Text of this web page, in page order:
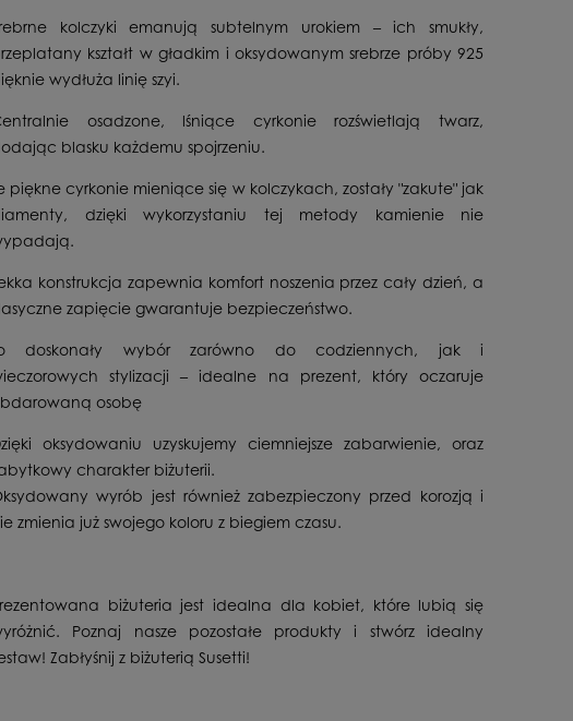
kolczyki emanują subtelnym urokiem – ich smukły,
kształt w gładkim i oksydowanym srebrze próby 925
wydłuża linię szyi.
osadzone, lśniące cyrkonie rozświetlają twarz,
blasku każdemu spojrzeniu.
piękne cyrkonie mieniące się w kolczykach, zostały "zakute" jak
dzięki wykorzystaniu tej metody kamienie nie
konstrukcja zapewnia komfort noszenia przez cały dzień, a
zapięcie gwarantuje bezpieczeństwo.
doskonały wybór zarówno do codziennych, jak i
stylizacji – idealne na prezent, który oczaruje
osobę
oksydowaniu uzyskujemy ciemniejsze zabarwienie, oraz
charakter biżuterii.
wyrób jest również zabezpieczony przed korozją i
zmienia już swojego koloru z biegiem czasu.
biżuteria jest idealna dla kobiet, które lubią się
Poznaj nasze pozostałe produkty i stwórz idealny
Zabłyśnij z biżuterią Susetti!